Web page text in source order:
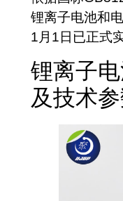
锂离子电池和
1月1日已正式
锂离子
及技术